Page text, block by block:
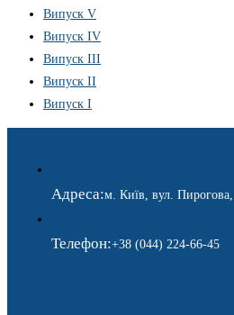
Випуск V
Випуск IV
Випуск III
Випуск II
Випуск I
Адреса:м. Київ, вул.
Телефон:+38 (044) 224-66-45